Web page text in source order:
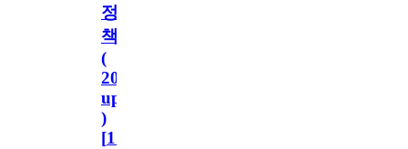
정
책
(
2023.11.1
update
)
[110